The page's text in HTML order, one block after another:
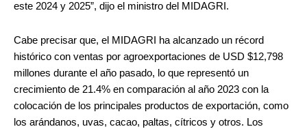
este 2024 y 2025”, dijo el ministro del MIDAGRI.
Cabe precisar que, el MIDAGRI ha alcanzado un récord
histórico con ventas por agroexportaciones de USD $12,798
millones durante el año pasado, lo que representó un
crecimiento de 21.4% en comparación al año 2023 con la
colocación de los principales productos de exportación, como
los arándanos, uvas, cacao, paltas, cítricos y otros. Los